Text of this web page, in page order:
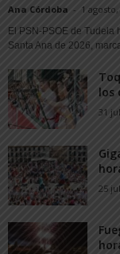
Ana Córdoba - 1
El PSN-PSOE de
Santa Ana de 2026,
los
31
25